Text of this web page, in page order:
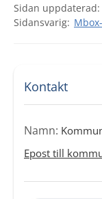
Sidan uppdaterad:
Kontakt
Namn:
Epost till